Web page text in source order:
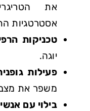
את
אסטרטגיות
טכניקות
יוגה.
פעילות
משפר את
בילוי עם